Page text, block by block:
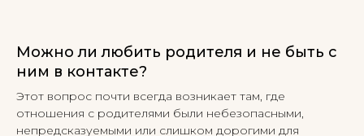
Можно ли любить родителя и не быть с
ним в контакте?
Этот вопрос почти всегда возникает там, где
отношения с родителями были небезопасными,
непредсказуемыми или слишком дорогими для